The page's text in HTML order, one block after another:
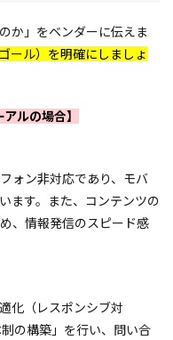
か」をベンダーに伝えま
ール）を明確にしましょ
ルの場合】
ォン非対応であり、モバ
ます。また、コンテンツの
、情報発信のスピード感
化（レスポンシブ対
の構築」を行い、問い合